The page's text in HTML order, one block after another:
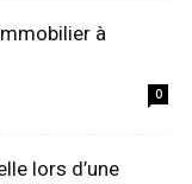
à
0
lors d’une